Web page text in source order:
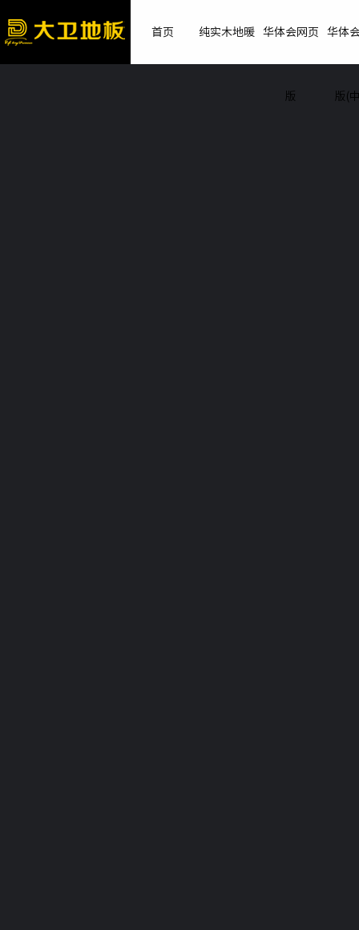
首页 纯实木地暖 华体会网页
版
华体
版(